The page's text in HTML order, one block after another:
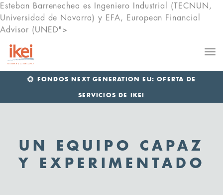
Esteban Barrenechea es Ingeniero Industrial (TECNUN,
Universidad de Navarra) y EFA, European Financial
Advisor (UNED">
FONDOS NEXT GENERATION EU: OFERTA DE
SERVICIOS DE IKEI
UN EQUIPO CAPAZ
Y EXPERIMENTADO